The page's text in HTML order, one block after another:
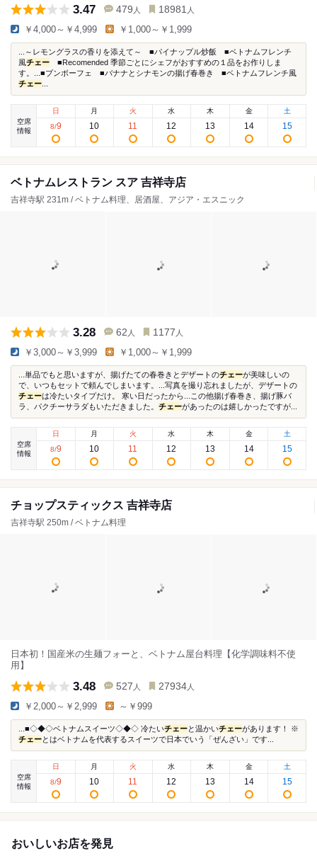
3.47 479 人 18981 人
￥4,000～￥4,999 ￥1,000～￥1,999
...～レモングラスの香りを添えて～ ■パイナップル炒飯 ■ベトナムフレンチ
風チェー ■Recomended 季節ごとにシェフがおすすめの１品をお作りしま
す。...■ブンボーフェ ■バナナとシナモンの揚げ春巻き ■ベトナムフレンチ風
チェー
空席
情報
日
8/9
月
10
火
11
水
12
木
13
金
14
土
15
ベトナムレストラン スア 吉祥寺店
吉祥寺駅 231m / ベトナム料理、居酒屋、アジア・エスニック
3.28 62 人 1177 人
￥3,000～￥3,999 ￥1,000～￥1,999
...単品でもと思いますが、揚げたての春巻きとデザートのチェーが美味しいの
で、いつもセットで頼んでしまいます。...写真を撮り忘れましたが、デザートの
チェーは冷たいタイプだけ。 寒い日だったから...この他揚げ春巻き、揚げ豚バ
ラ、パクチーサラダもいただきました。 チェーがあったのは嬉しかったですが...
空席
情報
日
8/9
月
10
火
11
水
12
木
13
金
14
土
15
チョップスティックス 吉祥寺店
吉祥寺駅 250m / ベトナム料理
日本初！国産米の生麺フォーと、ベトナム屋台料理【化学調味料不使
用】
3.48 527 人 27934 人
￥2,000～￥2,999 ～￥999
...■◇◆◇ベトナムスイーツ◇◆◇ 冷たいチェーと温かいチェーがあります！ ※
チェーとはベトナムを代表するスイーツで日本でいう「ぜんざい」です...
空席
情報
日
8/9
月
10
火
11
水
12
木
13
金
14
土
15
おいしいお店を発見